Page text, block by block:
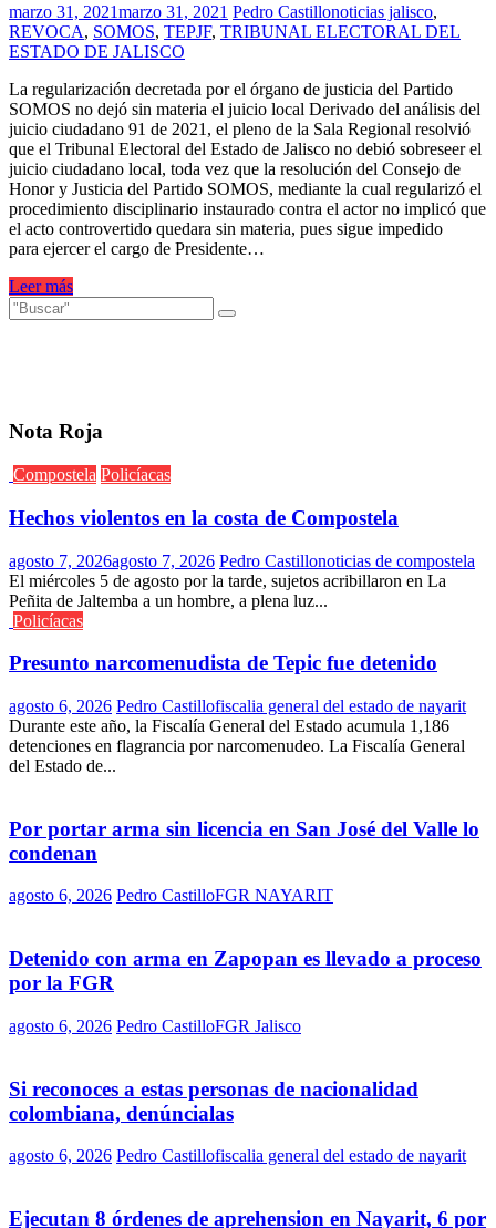
marzo 31, 2021marzo 31, 2021 Pedro Castillonoticias jalisco,
REVOCA, SOMOS, TEPJF, TRIBUNAL ELECTORAL DEL
ESTADO DE JALISCO
La regularización decretada por el órgano de justicia del Partido
SOMOS no dejó sin materia el juicio local Derivado del análisis del
juicio ciudadano 91 de 2021, el pleno de la Sala Regional resolvió
que el Tribunal Electoral del Estado de Jalisco no debió sobreseer el
juicio ciudadano local, toda vez que la resolución del Consejo de
Honor y Justicia del Partido SOMOS, mediante la cual regularizó el
procedimiento disciplinario instaurado contra el actor no implicó que
el acto controvertido quedara sin materia, pues sigue impedido
para ejercer el cargo de Presidente…
Leer más
Nota Roja
Compostela Policíacas
Hechos violentos en la costa de Compostela
agosto 7, 2026agosto 7, 2026 Pedro Castillonoticias de compostela
El miércoles 5 de agosto por la tarde, sujetos acribillaron en La
Peñita de Jaltemba a un hombre, a plena luz...
Policíacas
Presunto narcomenudista de Tepic fue detenido
agosto 6, 2026 Pedro Castillofiscalia general del estado de nayarit
Durante este año, la Fiscalía General del Estado acumula 1,186
detenciones en flagrancia por narcomenudeo. La Fiscalía General
del Estado de...
Por portar arma sin licencia en San José del Valle lo
condenan
agosto 6, 2026 Pedro CastilloFGR NAYARIT
Detenido con arma en Zapopan es llevado a proceso
por la FGR
agosto 6, 2026 Pedro CastilloFGR Jalisco
Si reconoces a estas personas de nacionalidad
colombiana, denúncialas
agosto 6, 2026 Pedro Castillofiscalia general del estado de nayarit
Ejecutan 8 órdenes de aprehension en Nayarit, 6 por